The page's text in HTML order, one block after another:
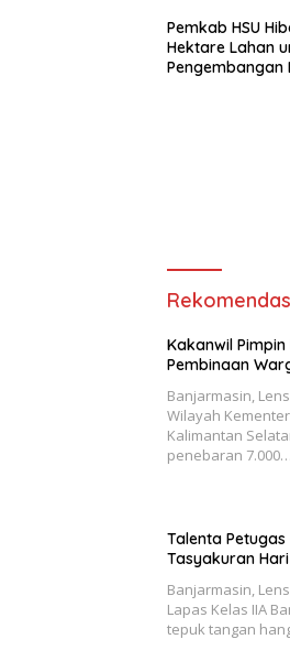
Pemkab HSU
Hektare Lahan
Pengembangan
Kakanwil
Pembinaan
Banjarmasin,
Wilayah
Kalimantan
penebaran 7.000…
Talenta
Tasyakuran
Banjarmasin,
Lapas Kelas IIA
tepuk tangan